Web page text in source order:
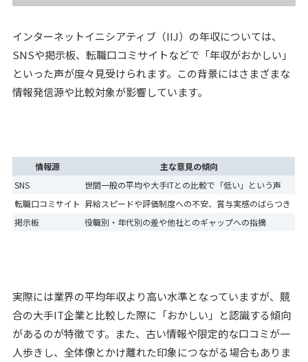
インターネットイニシアティブ（IIJ）の年収については、
SNSや掲示板、転職口コミサイトなどで「年収がおかしい」
といった声が度々見受けられます。この背景にはさまざまな
情報発信源や比較対象が影響しています。
情報源
主な意見の傾向
SNS
世間一般の平均や大手ITとの比較で「低い」という声
転職口コミサイト 昇給スピードや評価制度への不安、賞与実感のばらつき
掲示板
役職別・年代別の差や他社とのギャップへの指摘
実際には業界の平均年収より高い水準となっていますが、競
合の大手IT企業と比較した際に「おかしい」と認識する傾向
があるのが特徴です。また、古い情報や限定的な口コミが一
人歩きし、全体像とかけ離れた印象につながる場合もありま